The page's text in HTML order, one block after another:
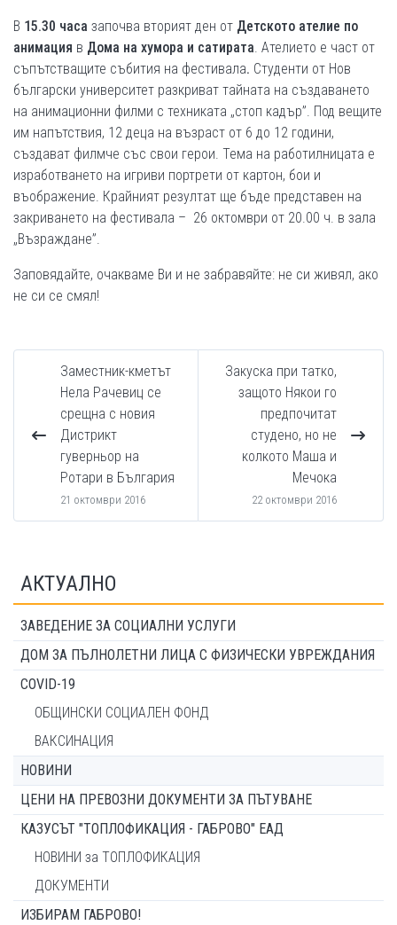
В 15.30 часа започва вторият ден от Детското ателие по
анимация в Дома на хумора и сатирата. Ателието е част от
съпътстващите събития на фестивала. Студенти от Нов
български университет разкриват тайната на създаването
на анимационни филми с техниката „стоп кадър”. Под вещите
им напътствия, 12 деца на възраст от 6 до 12 години,
създават филмче със свои герои. Тема на работилницата е
изработването на игриви портрети от картон, бои и
въображение. Крайният резултат ще бъде представен на
закриването на фестивала – 26 октомври от 20.00 ч. в зала
„Възраждане”.
Заповядайте, очакваме Ви и не забравяйте: не си живял, ако
не си се смял!
Заместник-кметът
Нела Рачевиц се
срещна с новия
Дистрикт
гуверньор на
Ротари в България
21 октомври 2016
Закуска при татко,
защото Някои го
предпочитат
студено, но не
колкото Маша и
Мечока
22 октомври 2016
АКТУАЛНО
ЗАВЕДЕНИЕ ЗА СОЦИАЛНИ УСЛУГИ
ДОМ ЗА ПЪЛНОЛЕТНИ ЛИЦА С ФИЗИЧЕСКИ УВРЕЖДАНИЯ
COVID-19
ОБЩИНСКИ СОЦИАЛЕН ФОНД
ВАКСИНАЦИЯ
НОВИНИ
ЦЕНИ НА ПРЕВОЗНИ ДОКУМЕНТИ ЗА ПЪТУВАНЕ
КАЗУСЪТ "ТОПЛОФИКАЦИЯ - ГАБРОВО" ЕАД
НОВИНИ за ТОПЛОФИКАЦИЯ
ДОКУМЕНТИ
ИЗБИРАМ ГАБРОВО!